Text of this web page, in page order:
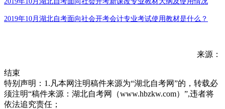
2019年10月湖北自考面向社会开考会计专业考试使用教材是什么？
来源：
结束
特别声明：1.凡本网注明稿件来源为“湖北自考网”的，转载必
须注明“稿件来源：湖北自考网（www.hbzkw.com）”,违者将
依法追究责任；